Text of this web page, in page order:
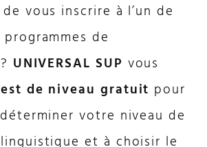
vous inscrire à l’un de
de
UNIVERSAL SUP vous
de niveau gratuit pour
votre niveau de